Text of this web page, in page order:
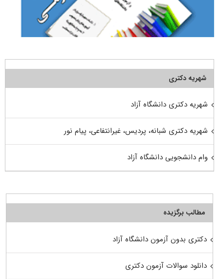
شهریه دکتری
شهریه دکتری دانشگاه آزاد
شهریه دکتری شبانه، پردیس، غیرانتفاعی، پیام نور
وام دانشجویی دانشگاه آزاد
مطالب برگزیده
دکتری بدون آزمون دانشگاه آزاد
دانلود سوالات آزمون دکتری